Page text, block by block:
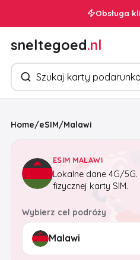
Obsługa
sneltegoed.nl
Szukaj produktów
Home/eSIM/Malawi
ESIM MALAWI
Lokalne dane 4G/
fizycznej karty SIM.
Wybierz cel podróży